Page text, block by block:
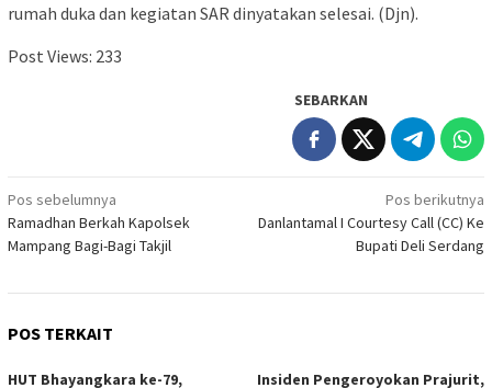
rumah duka dan kegiatan SAR dinyatakan selesai. (Djn).
Post Views: 233
SEBARKAN
Navigasi
pos
Pos sebelumnya
Ramadhan Berkah Kapolsek
Mampang Bagi-Bagi Takjil
Pos berikutnya
Danlantamal I Courtesy Call (CC) Ke
Bupati Deli Serdang
POS TERKAIT
HUT Bhayangkara ke-79,
Insiden Pengeroyokan Prajurit,